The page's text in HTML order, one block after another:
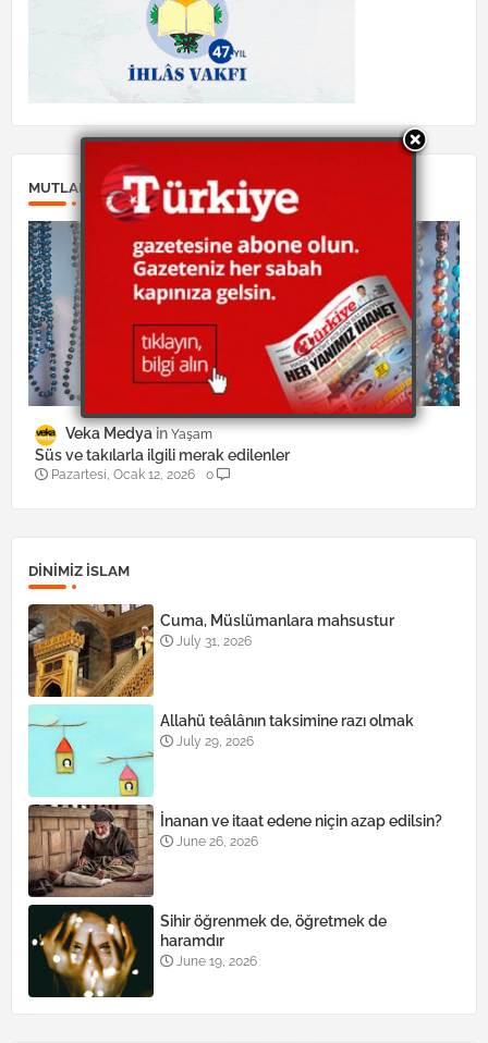
MUTLAKA OKUYUN:
Veka Medya Yaşam
Süs ve takılarla ilgili merak edilenler
Pazartesi, Ocak 12, 2026 0
DINIMIZ ISLAM
Cuma, Müslümanlara mahsustur
July 31, 2026
Allahü teâlânın taksimine razı olmak
July 29, 2026
İnanan ve itaat edene niçin azap edilsin?
June 26, 2026
Sihir öğrenmek de, öğretmek de
haramdır
June 19, 2026